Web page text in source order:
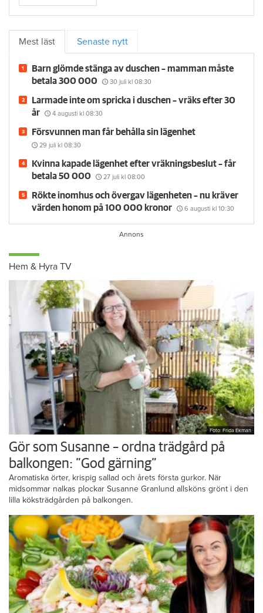
Mest läst Senaste nytt
Barn glömde stänga av duschen – mamman måste
betala 300 000
30 juli kl 08:30
Larmade inte om spricka i duschen – vräks efter 30
år
4 augusti kl 08:30
Försvunnen man får behålla sin lägenhet
29 juli kl 08:30
Kvinna kapade lägenhet efter vräkningsbeslut – får
betala 50 000
27 juli kl 08:00
Rökte inomhus och övergav lägenheten – nu kräver
värden honom på 100 000 kronor
6 augusti kl 10:30
Hem & Hyra TV
Foto: Frida Ekman
Gör som Susanne – ordna trädgård på
balkongen: ”God gärning”
Aromatiska örter, krispig sallad och årets första gurkor. När
midsommar nalkas plockar Susanne Granlund allsköns grönt i den
lilla köksträdgården på balkongen.